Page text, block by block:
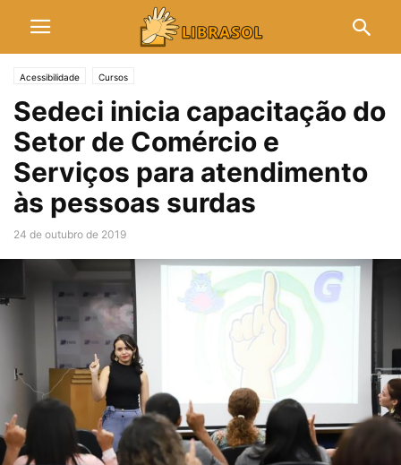
Acessibilidade Cursos
Sedeci inicia capacitação do
Setor de Comércio e
Serviços para atendimento
às pessoas surdas
24 de outubro de 2019